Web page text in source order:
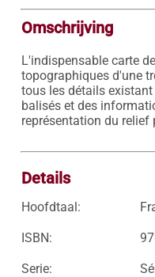
Omschrijving
L'indispensable carte
topographiques d'une
tous les détails
balisés et des
représentation du relief
Details
Hoofdtaal:
ISBN:
Serie: